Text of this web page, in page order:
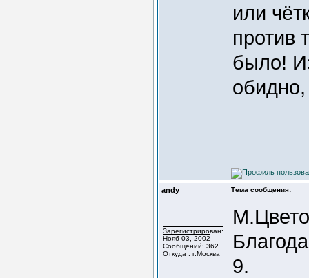
или
против
было!
andy Тема сообщения:
Зарегистрирован:
Нояб 03, 2002
Сообщений: 362
Откуда : г.Москва
9.